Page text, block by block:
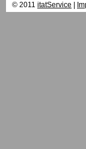
© 2011 itatService